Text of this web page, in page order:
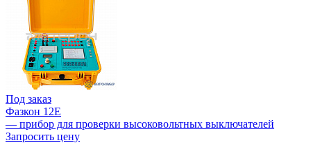
Под заказ
Фазкон 12Е
— прибор для проверки высоковольтных выключателей
Запросить цену